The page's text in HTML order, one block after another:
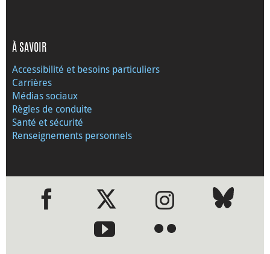
À SAVOIR
Accessibilité et besoins particuliers
Carrières
Médias sociaux
Règles de conduite
Santé et sécurité
Renseignements personnels
●●